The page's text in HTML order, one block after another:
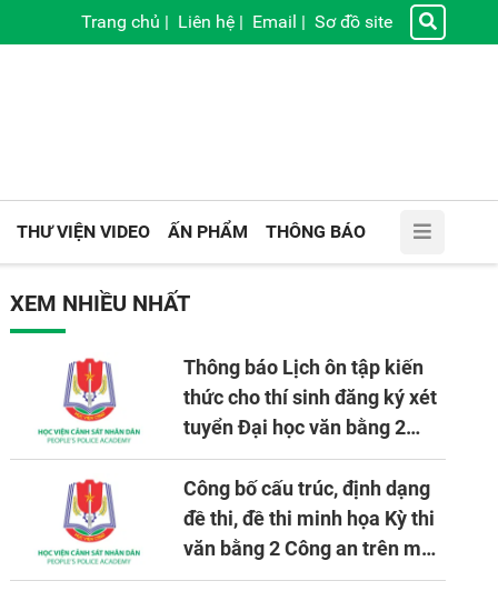
Trang chủ | Liên hệ | Email | Sơ đồ site
THƯ VIỆN VIDEO ẤN PHẨM THÔNG BÁO
XEM NHIỀU NHẤT
Thông báo Lịch ôn tập kiến
thức cho thí sinh đăng ký xét
tuyển Đại học văn bằng 2
tuyển mới, mở tại Học viện
CSND năm học 2026 - 2027
Công bố cấu trúc, định dạng
đề thi, đề thi minh họa Kỳ thi
văn bằng 2 Công an trên máy
tính